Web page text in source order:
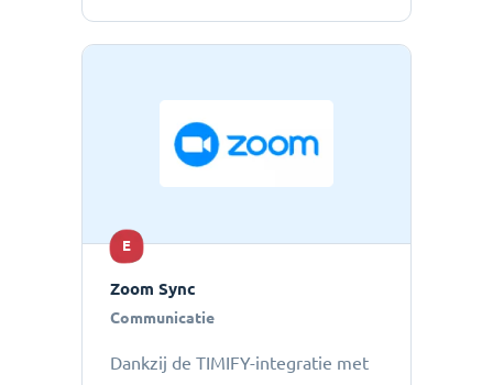
E
Zoom Sync
Communicatie
Dankzij de TIMIFY-integratie met